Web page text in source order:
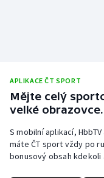
Lyže a snowboard
Moderní pětiboj
Motorsport
Olympijské hry
APLIKACE ČT SPORT
Mějte celý
velké obrazovce.
S mobilní aplikací,
máte ČT sport vždy po
bonusový obsah kdekoli